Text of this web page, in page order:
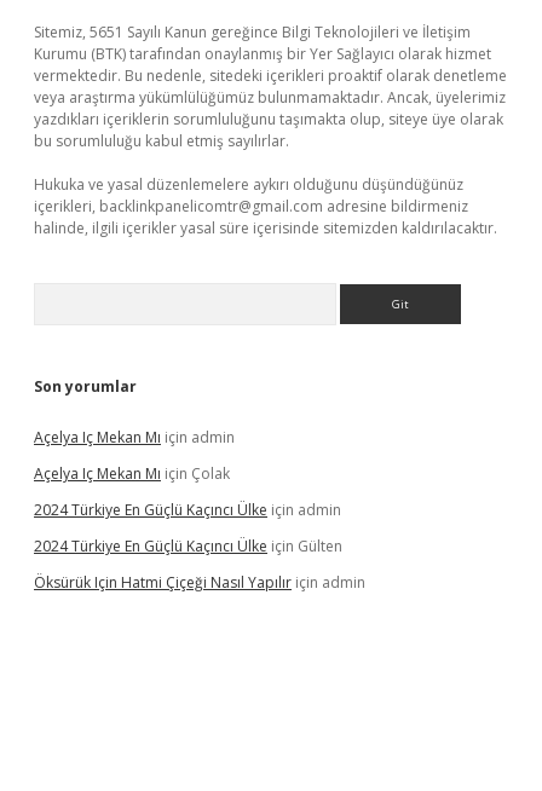
Sitemiz, 5651 Sayılı Kanun gereğince Bilgi Teknolojileri ve İletişim
Kurumu (BTK) tarafından onaylanmış bir Yer Sağlayıcı olarak hizmet
vermektedir. Bu nedenle, sitedeki içerikleri proaktif olarak denetleme
veya araştırma yükümlülüğümüz bulunmamaktadır. Ancak, üyelerimiz
yazdıkları içeriklerin sorumluluğunu taşımakta olup, siteye üye olarak
bu sorumluluğu kabul etmiş sayılırlar.
Hukuka ve yasal düzenlemelere aykırı olduğunu düşündüğünüz
içerikleri, backlinkpanelicomtr@gmail.com adresine bildirmeniz
halinde, ilgili içerikler yasal süre içerisinde sitemizden kaldırılacaktır.
Son yorumlar
Açelya Iç Mekan Mı için admin
Açelya Iç Mekan Mı için Çolak
2024 Türkiye En Güçlü Kaçıncı Ülke için admin
2024 Türkiye En Güçlü Kaçıncı Ülke için Gülten
Öksürük Için Hatmi Çiçeği Nasıl Yapılır için admin